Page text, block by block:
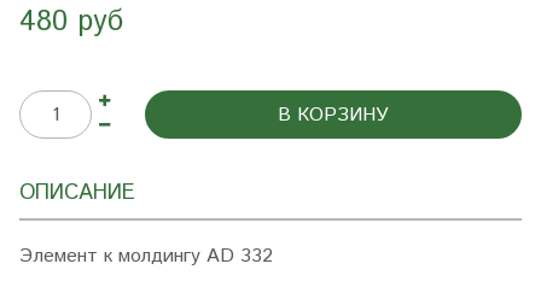
480 руб
В КОРЗИНУ
ОПИСАНИЕ
Элемент к молдингу AD 332